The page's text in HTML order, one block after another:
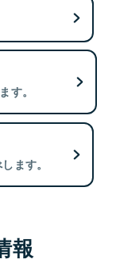
す。
ます。
報